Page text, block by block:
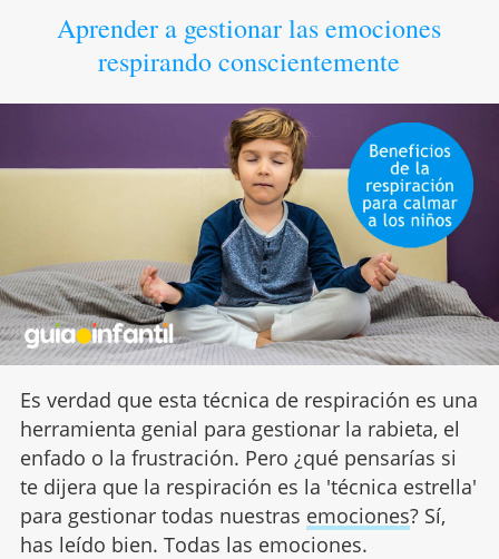
Aprender a gestionar las emociones
respirando conscientemente
Es verdad que esta técnica de respiración es una
herramienta genial para gestionar la rabieta, el
enfado o la frustración. Pero ¿qué pensarías si
te dijera que la respiración es la 'técnica estrella'
para gestionar todas nuestras emociones? Sí,
has leído bien. Todas las emociones.